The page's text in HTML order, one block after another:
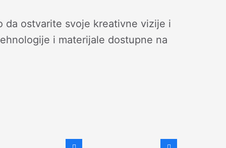
da ostvarite svoje kreativne vizije i
i materijale dostupne na